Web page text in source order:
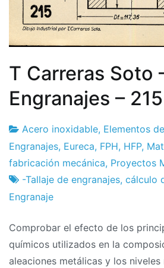
T Carreras Soto
Engranajes – 215
Fábrica
de
proyectos
22
de
febrero
de
Acero inoxidable, Elementos
Engranajes, Eureca, FPH, HFP,
fabricación mecánica, Proyectos
-Tallaje de engranajes, cálculo
Engranaje
Comprobar el efecto de los
químicos utilizados en la
aleaciones metálicas y los niveles